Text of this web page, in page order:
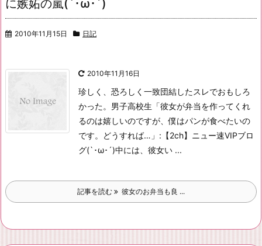
に嫉妬の嵐(`･ω･´)
2010年11月15日 日記
2010年11月16日
珍しく、恐ろしく一致団結したスレでおもしろ
かった。 男子高校生「彼女が弁当を作ってくれ
るのは嬉しいのですが、僕はパンが食べたいの
です。どうすれば…」:【2ch】ニュー速VIPブロ
グ(`･ω･´)中には、彼女い ...
記事を読む 彼女のお弁当も良 ...